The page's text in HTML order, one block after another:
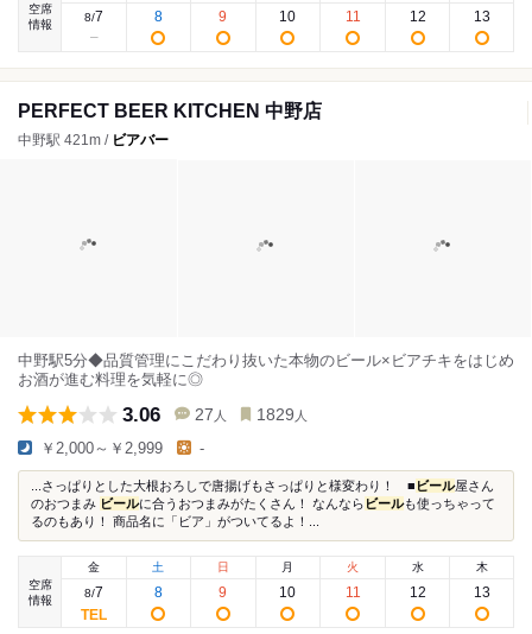
空席
情報
8/7 8 9 10 11 12 13
PERFECT BEER KITCHEN 中野店
中野駅 421m / ビアバー
中野駅5分◆品質管理にこだわり抜いた本物のビール×ビアチキをはじめ
お酒が進む料理を気軽に◎
3.06 27 人 1829 人
￥2,000～￥2,999 -
...さっぱりとした大根おろしで唐揚げもさっぱりと様変わり！ ■ ビール屋さん
のおつまみ ビールに合うおつまみがたくさん！ なんなら ビールも使っちゃって
るのもあり！ 商品名に「ビア」がついてるよ！...
空席
情報
金
8/7
土
8
日
9
月
10
火
11
水
12
木
13